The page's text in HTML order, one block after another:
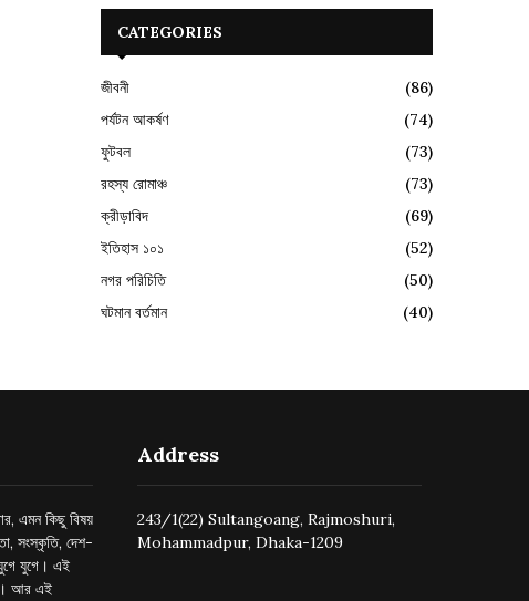
CATEGORIES
জীবনী
(86)
পর্যটন আকর্ষণ
(74)
ফুটবল
(73)
রহস্য রোমাঞ্চ
(73)
ক্রীড়াবিদ
(69)
ইতিহাস ১০১
(52)
নগর পরিচিতি
(50)
ঘটমান বর্তমান
(40)
এমন কিছু বিষয়
সংস্কৃতি, দেশ-
যুগে। এই
আর এই
Address
243/1(22) Sultangoang, Rajmoshuri,
Mohammadpur, Dhaka-1209